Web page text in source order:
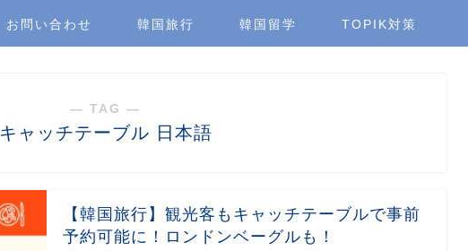
お問い合わせ 韓国旅行 韓国留学 TOPIK対策
― TAG ―
キャッチテーブル 日本語
【韓国旅行】観光客もキャッチテーブルで事前
予約可能に！ロンドンベーグルも！